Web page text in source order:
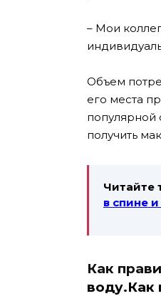
– Мои
Объем
его места
популярной
получить
Читайте
в спине
Как
воду.Как